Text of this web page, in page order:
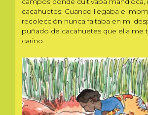
cacahuetes. Cuando llegaba el
recolección nunca faltaba en mi
puñado de cacahuetes que ella me
cariño.